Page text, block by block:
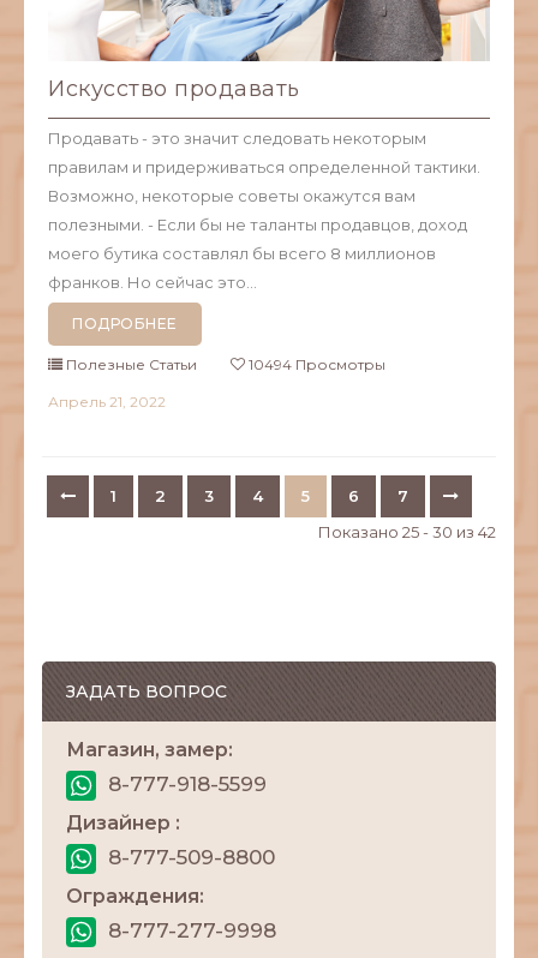
Искусство продавать
Продавать - это значит следовать некоторым
правилам и придерживаться определенной тактики.
Возможно, некоторые советы окажутся вам
полезными. - Если бы не таланты продавцов, доход
моего бутика составлял бы всего 8 миллионов
франков. Но сейчас это...
ПОДРОБНЕЕ
Полезные Статьи 10494 Просмотры
Апрель 21, 2022
1 2 3 4 5 6
7
Показано 25 - 30 из 42
ЗАДАТЬ ВОПРОС
Магазин, замер:
8-777-918-5599
Дизайнер :
8-777-509-8800
Ограждения:
8-777-277-9998